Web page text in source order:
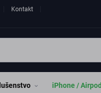
Kontakt
iPhone /